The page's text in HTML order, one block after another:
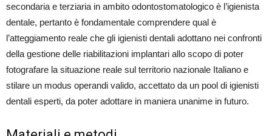
secondaria e terziaria in ambito odontostomatologico è l’igienista
dentale, pertanto è fondamentale comprendere qual è
l’atteggiamento reale che gli igienisti dentali adottano nei confronti
della gestione delle riabilitazioni implantari allo scopo di poter
fotografare la situazione reale sul territorio nazionale Italiano e
stilare un modus operandi valido, accettato da un pool di igienisti
dentali esperti, da poter adottare in maniera unanime in futuro.